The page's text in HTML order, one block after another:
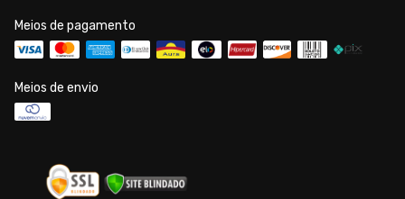
Meios de pagamento
Meios de envio